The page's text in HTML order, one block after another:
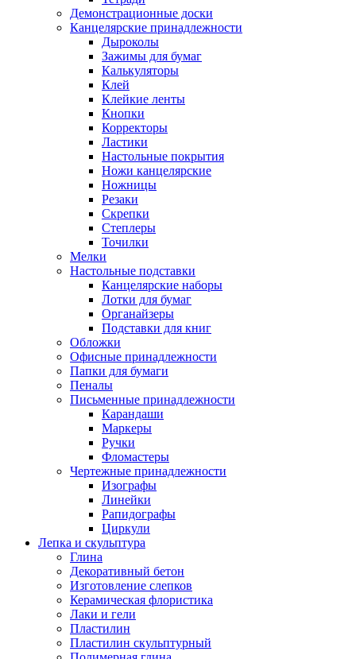
Демонстрационные доски
Канцелярские принадлежности
Дыроколы
Зажимы для бумаг
Калькуляторы
Клей
Клейкие ленты
Кнопки
Корректоры
Ластики
Настольные покрытия
Ножи канцелярские
Ножницы
Резаки
Скрепки
Степлеры
Точилки
Мелки
Настольные подставки
Канцелярские наборы
Лотки для бумаг
Органайзеры
Подставки для книг
Обложки
Офисные принадлежности
Папки для бумаги
Пеналы
Письменные принадлежности
Карандаши
Маркеры
Ручки
Фломастеры
Чертежные принадлежности
Изографы
Линейки
Рапидографы
Циркули
Лепка и скульптура
Глина
Декоративный бетон
Изготовление слепков
Керамическая флористика
Лаки и гели
Пластилин
Пластилин скульптурный